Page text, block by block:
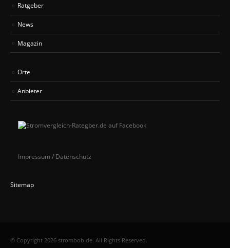
Ratgeber
News
Magazin
Orte
Anbieter
Impressum / Datenschutz
Sitemap
© Copyright 2026 strombob.de. All Rights Reserved.